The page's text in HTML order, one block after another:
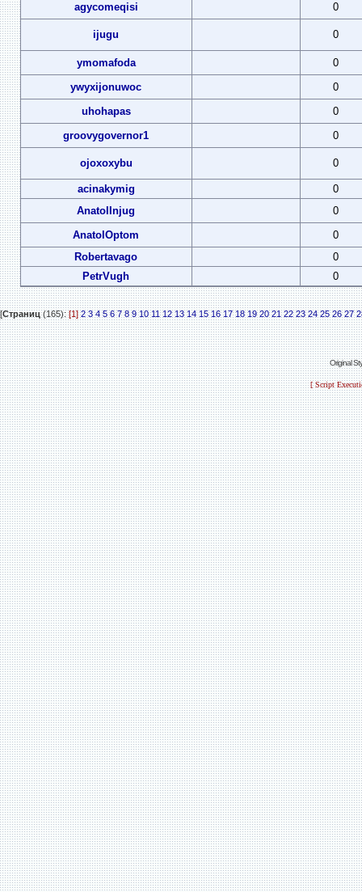
agycomeqisi
0
ijugu 0
ymomafoda
0
ywyxijonuwoc
0
uhohapas
0
groovygovernor1
0
ojoxoxybu 0
acinakymig
0
AnatolInjug
0
AnatolOptom
0
Robertavago
0
PetrVugh
0
[Страниц(165):[1] 2 3 4 5 6 7 8 9 10 11 12 13 14 15 16 17 18 19 20 21 22 23 24 25 26 27
Original
[ Script